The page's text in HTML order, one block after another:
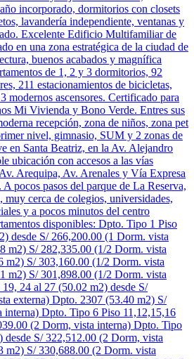
incorporado, dormitorios con closets
lavandería independiente, ventanas y
Excelente Edificio Multifamiliar de
en una zona estratégica de la ciudad de
buenos acabados y magnífica
de 1, 2 y 3 dormitorios, 92
211 estacionamientos de bicicletas,
modernos ascensores. Certificado para
Mi Vivienda y Bono Verde. Entres sus
recepción, zona de niños, zona pet
nivel, gimnasio, SUM y 2 zonas de
en Santa Beatriz, en la Av. Alejandro
ubicación con accesos a las vías
Arequipa, Av. Arenales y Vía Expresa
pocos pasos del parque de La Reserva,
cerca de colegios, universidades,
y a pocos minutos del centro
disponibles: Dpto. Tipo 1 Piso
desde S/ 266,200.00 (1 Dorm. vista
m2) S/ 282,335.00 (1/2 Dorm. vista
m2) S/ 303,160.00 (1/2 Dorm. vista
m2) S/ 301,898.00 (1/2 Dorm. vista
24 al 27 (50.02 m2) desde S/
externa) Dpto. 2307 (53.40 m2) S/
Dpto. Tipo 6 Piso 11,12,15,16
(2 Dorm, vista interna) Dpto. Tipo
desde S/ 322,512.00 (2 Dorm, vista
m2) S/ 330,688.00 (2 Dorm. vista